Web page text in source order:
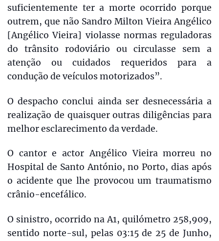
suficientemente ter a morte ocorrido porque
outrem, que não Sandro Milton Vieira Angélico
[Angélico Vieira] violasse normas reguladoras
do trânsito rodoviário ou circulasse sem a
atenção ou cuidados requeridos para a
condução de veículos motorizados”.
O despacho conclui ainda ser desnecessária a
realização de quaisquer outras diligências para
melhor esclarecimento da verdade.
O cantor e actor Angélico Vieira morreu no
Hospital de Santo António, no Porto, dias após
o acidente que lhe provocou um traumatismo
crânio-encefálico.
O sinistro, ocorrido na A1, quilómetro 258,909,
sentido norte-sul, pelas 03:15 de 25 de Junho,